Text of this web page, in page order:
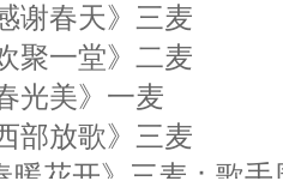
谢春天》三麦
聚一堂》二麦
光美》一麦
部放歌》三麦
暖花开》三麦：歌手